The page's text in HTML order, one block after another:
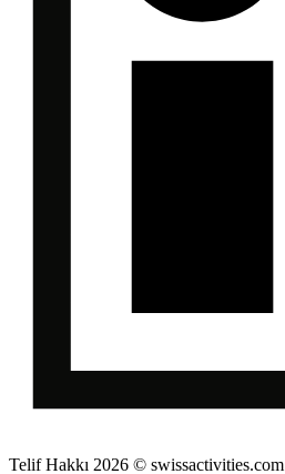
Telif Hakkı 2026 © swissactivities.com